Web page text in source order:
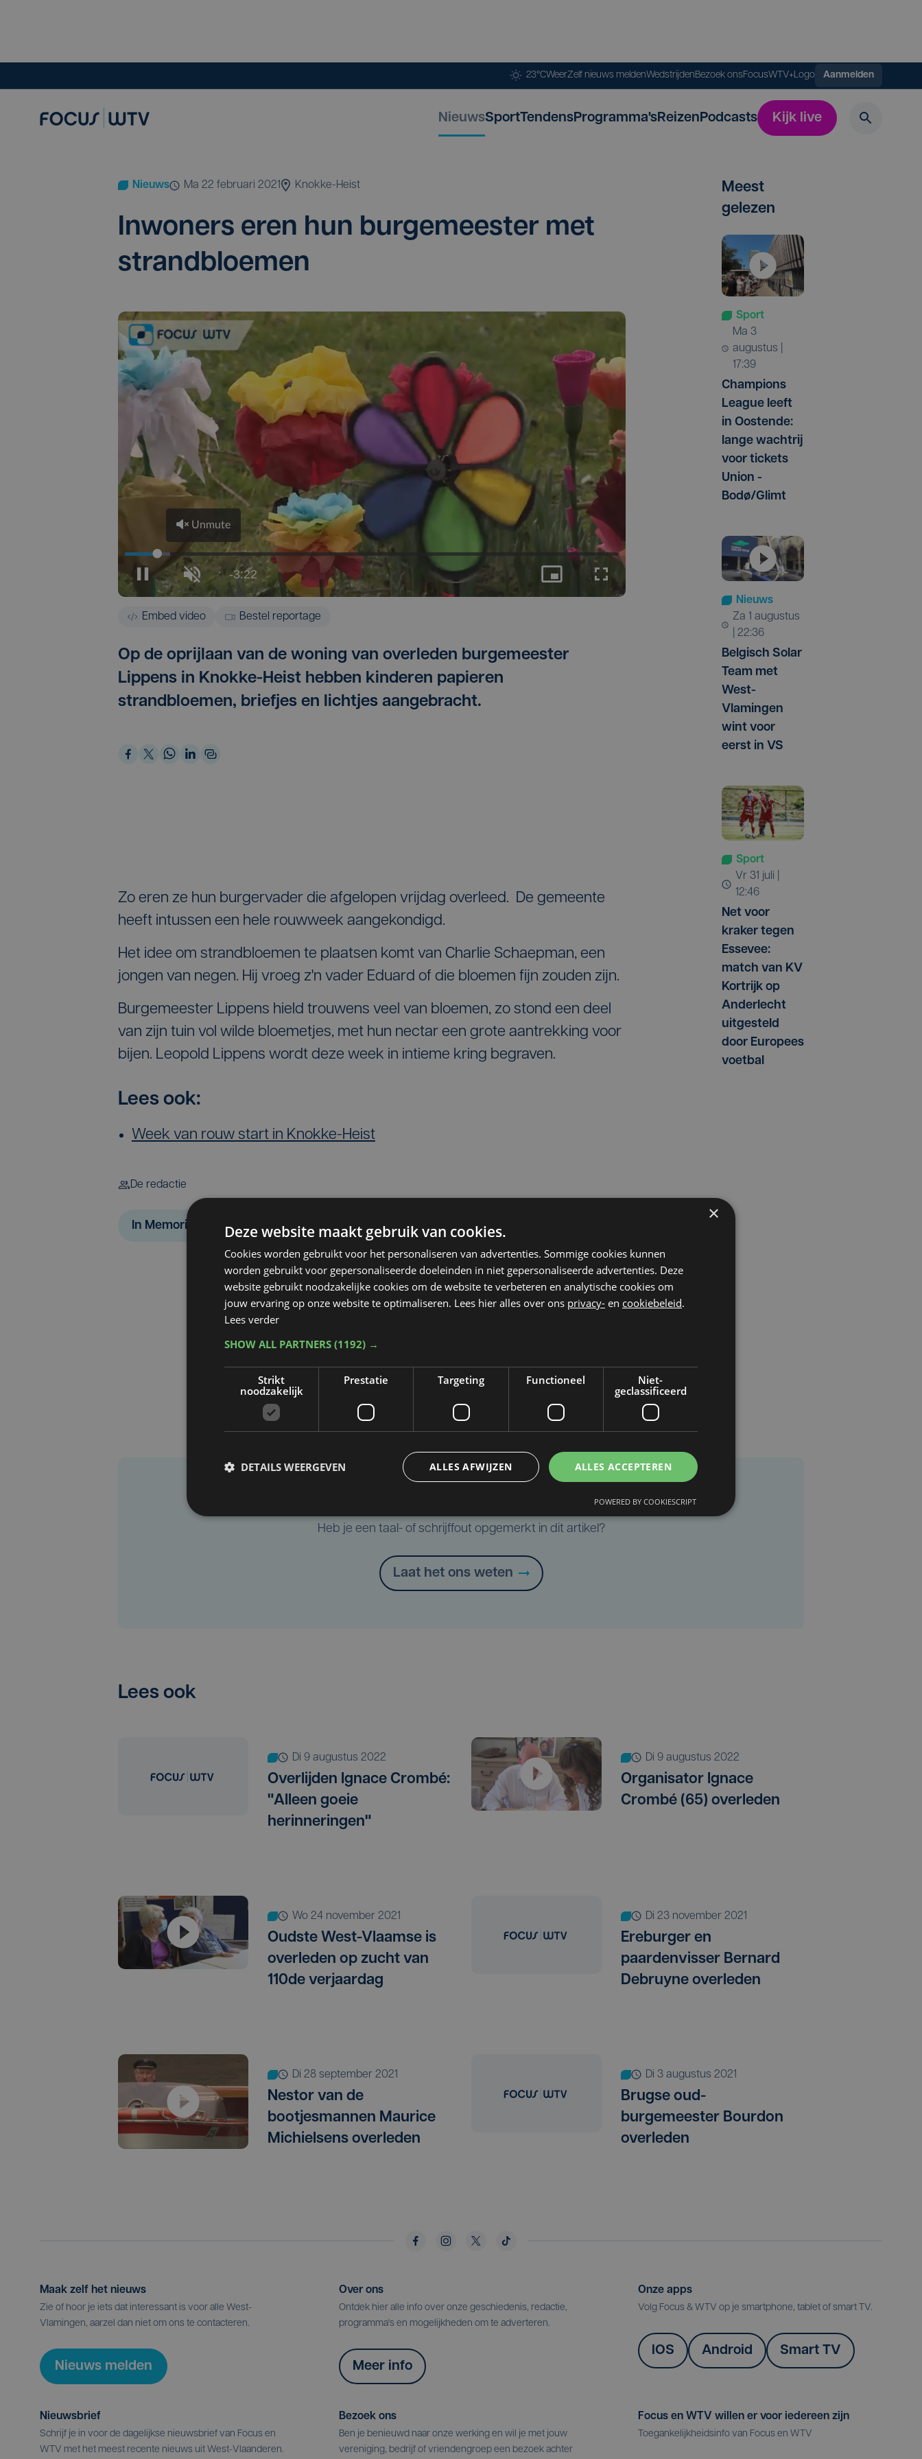
23°CWeerZelf nieuws meldenWedstrijdenBezoek onsFocusWTV+Logo Aanmelden
NieuwsSportTendensProgramma'sReizenPodcasts Kijk live
Nieuws ma 22 februari 2021 Knokke-Heist
Inwo­ners eren hun bur­ge­mees­ter met
strandbloemen
Embed video Bestel reportage
Op de oprijlaan van de woning van overleden burgemeester
Lippens in Knokke-Heist hebben kinderen papieren
strandbloemen, briefjes en lichtjes aangebracht.
Zo eren ze hun burgervader die afgelopen vrijdag overleed. De gemeente
heeft intussen een hele rouwweek aangekondigd.
Het idee om strandbloemen te plaatsen komt van Charlie Schaepman, een
jongen van negen. Hij vroeg z'n vader Eduard of die bloemen fijn zouden zijn.
Burgemeester Lippens hield trouwens veel van bloemen, zo stond een deel
van zijn tuin vol wilde bloemetjes, met hun nectar een grote aantrekking voor
bijen. Leopold Lippens wordt deze week in intieme kring begraven.
Lees ook:
Week van rouw start in Knokke-Heist
De redactie
In Memoriam Leopold Lippens
Meest
gelezen
Sport
ma 3
augustus |
17:39
Champions
League leeft
in Oostende:
lange wachtrij
voor tickets
Union -
Bodø/Glimt
Nieuws
za 1 augustus
| 22:36
Belgisch Solar
Team met
West-
Vlamingen
wint voor
eerst in VS
Sport
vr 31 juli |
12:46
Net voor
kraker tegen
Essevee:
match van KV
Kortrijk op
Anderlecht
uitgesteld
door Europees
voetbal
Heb je een taal- of schrijffout opgemerkt in dit artikel?
Laat het ons weten
Lees ook
di 9 augustus 2022
Overlijden Ignace Crombé:
"Alleen goeie
herinneringen"
di 9 augustus 2022
Organisator Ignace
Crombé (65) overleden
wo 24 november 2021
Oudste West-Vlaamse is
overleden op zucht van
110de verjaardag
di 23 november 2021
Ereburger en
paardenvisser Bernard
Debruyne overleden
di 28 september 2021
Nestor van de
bootjesmannen Maurice
Michielsens overleden
di 3 augustus 2021
Brugse oud-
burgemeester Bourdon
overleden
Maak zelf het nieuws
Zie of hoor je iets dat interessant is voor alle West-
Vlamingen, aarzel dan niet om ons te contacteren.
Nieuws melden
Over ons
Ontdek hier alle info over onze geschiedenis, redactie,
programma's en mogelijkheden om te adverteren.
Meer info
Onze apps
Volg Focus & WTV op je smartphone, tablet of smart TV.
IOS Android Smart TV
Nieuwsbrief
Schrijf je in voor de dagelijkse nieuwsbrief van Focus en
WTV met het meest recente nieuws uit West-Vlaanderen.
Bezoek ons
Ben je benieuwd naar onze werking en wil je met jouw
vereniging, bedrijf of vriendengroep een bezoek achter
Focus en WTV willen er voor iedereen zijn
Toegankelijkheidsinfo van Focus en WTV
×
Deze website maakt gebruik van cookies.
Cookies worden gebruikt voor het personaliseren van advertenties. Sommige cookies kunnen
worden gebruikt voor gepersonaliseerde doeleinden in niet gepersonaliseerde advertenties. Deze
website gebruikt noodzakelijke cookies om de website te verbeteren en analytische cookies om
jouw ervaring op onze website te optimaliseren. Lees hier alles over ons privacy- en cookiebeleid.
Lees verder
SHOW ALL PARTNERS (1192) →
Strikt
noodzakelijk
Prestatie Targeting Functioneel
Niet-
geclassificeerd
ALLES ACCEPTEREN
ALLES AFWIJZEN
DETAILS WEERGEVEN
POWERED BY COOKIESCRIPT